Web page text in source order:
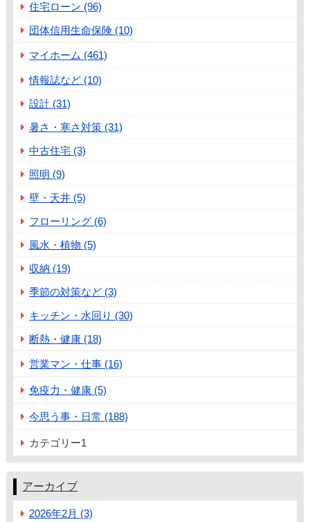
住宅ローン (96)
団体信用生命保険 (10)
マイホーム (461)
情報誌など (10)
設計 (31)
暑さ・寒さ対策 (31)
中古住宅 (3)
照明 (9)
壁・天井 (5)
フローリング (6)
風水・植物 (5)
収納 (19)
季節の対策など (3)
キッチン・水回り (30)
断熱・健康 (18)
営業マン・仕事 (16)
免疫力・健康 (5)
今思う事・日常 (188)
カテゴリー1
アーカイブ
2026年2月 (3)